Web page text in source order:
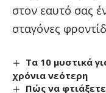
στον εαυτό σας
σταγόνες
Τα 10 μυστικά
χρόνια νεότερη
Πώς να